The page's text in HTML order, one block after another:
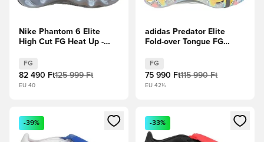
Nike Phantom 6 Elite
High Cut FG Heat Up -
hamuszürke/Arany
Borostyán/Fekete
FG
82 490 Ft125 999 Ft
EU 40
adidas Predator Elite
Fold-over Tongue FG
Vasfém/Fehér cipők/
Élénkpiros
FG
75 990 Ft115 990 Ft
EU 42½
Megnyit egy modált a bejelentkezéshez vagy a tagként
-39%
Megnyit egy modált a
-33%